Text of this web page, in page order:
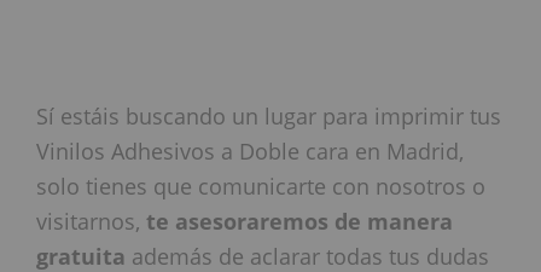
Sí estáis buscando un lugar para imprimir tus
Vinilos Adhesivos a Doble cara en Madrid,
solo tienes que comunicarte con nosotros o
visitarnos, te asesoraremos de manera
gratuita además de aclarar todas tus dudas